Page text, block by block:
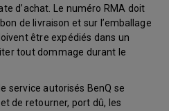
d’achat. Le numéro RMA doit
de livraison et sur l’emballage
être expédiés dans un
tout dommage durant le
service autorisés BenQ se
de retourner, port dû, les